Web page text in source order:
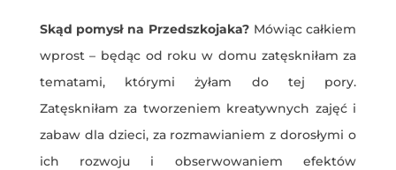
Skąd pomysł na Przedszkojaka?Mówiąc całkiem
wprost – będąc od roku w domu zatęskniłam za
tematami, którymi żyłam do tej pory.
Zatęskniłam za tworzeniem kreatywnych zajęć i
zabaw dla dzieci, za rozmawianiem z dorosłymi o
ich rozwoju i obserwowaniem efektów